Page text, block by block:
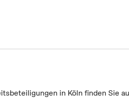
in Köln finden Sie